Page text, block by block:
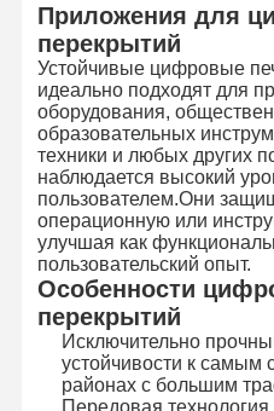
Домой Продукты
Экскурсия
По Заводу
Контроль
Качества
Приложения для
перекрытий
Устойчивые цифровые
идеально подходят для
оборудования,
образовательных
техники и любых других
наблюдается высокий
пользователем.Они
операционную или
улучшая как
пользовательский опыт.
Особенности
перекрытий
Исключительно
устойчивости к самым
районах с большим
Передовая